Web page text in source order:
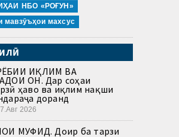
НБО «РОҒУН»
мавзӯъҳои махсус
ИҚЛИМ ВА
ОН. Дар соҳаи
ҳаво ва иқлим нақши
доранд
2026
МУФИД. Доир ба тарзи